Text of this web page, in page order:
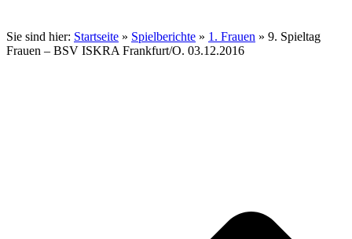
Sie sind hier: Startseite » Spielberichte » 1. Frauen » 9. Spieltag
Frauen – BSV ISKRA Frankfurt/O. 03.12.2016